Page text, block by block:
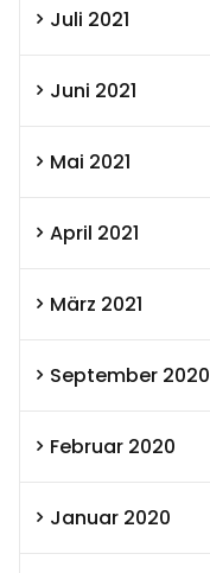
Juli 2021
Juni 2021
Mai 2021
April 2021
März 2021
September 2020
Februar 2020
Januar 2020